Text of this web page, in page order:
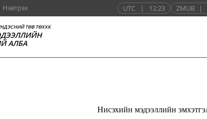
Нэвтрэх UTC | 12:23 ZMUB |
ТӨВ ТӨХХК
АЛБА